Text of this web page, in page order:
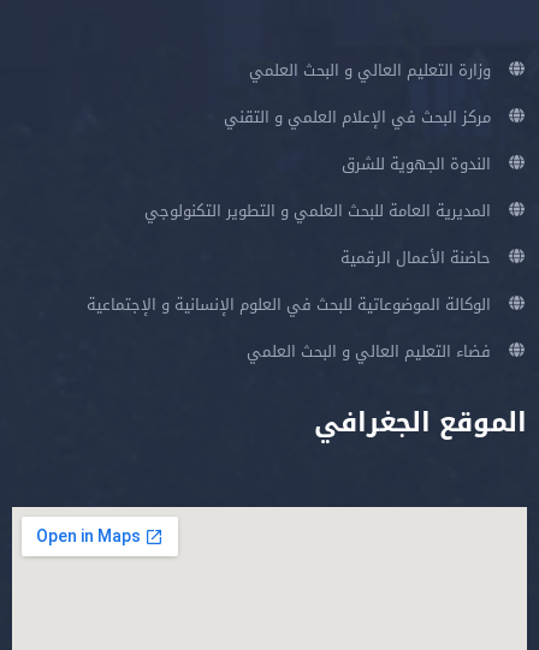
وزارة التعليم العالي و البحث العلمي
مركز البحث في الإعلام العلمي و التقني
الندوة الجهوية للشرق
المديرية العامة للبحث العلمي و التطوير التكنولوجي
حاضنة الأعمال الرقمية
الوكالة الموضوعاتية للبحث في العلوم الإنسانية و الإجتماعية
فضاء التعليم العالي و البحث العلمي
الموقع الجغرافي